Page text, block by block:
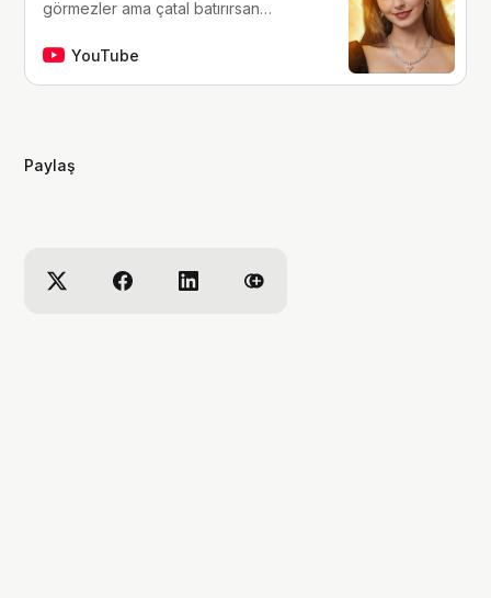
görmezler ama çatal batırırsan
çocukluğumdan beri tutkunu olduğum
de bana eşlik etmek isterseniz,
YouTube
Paylaş